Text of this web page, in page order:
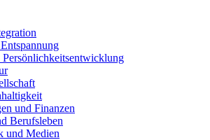
Persönlichkeitsentwicklung
und Finanzen
Berufsleben
und Medien